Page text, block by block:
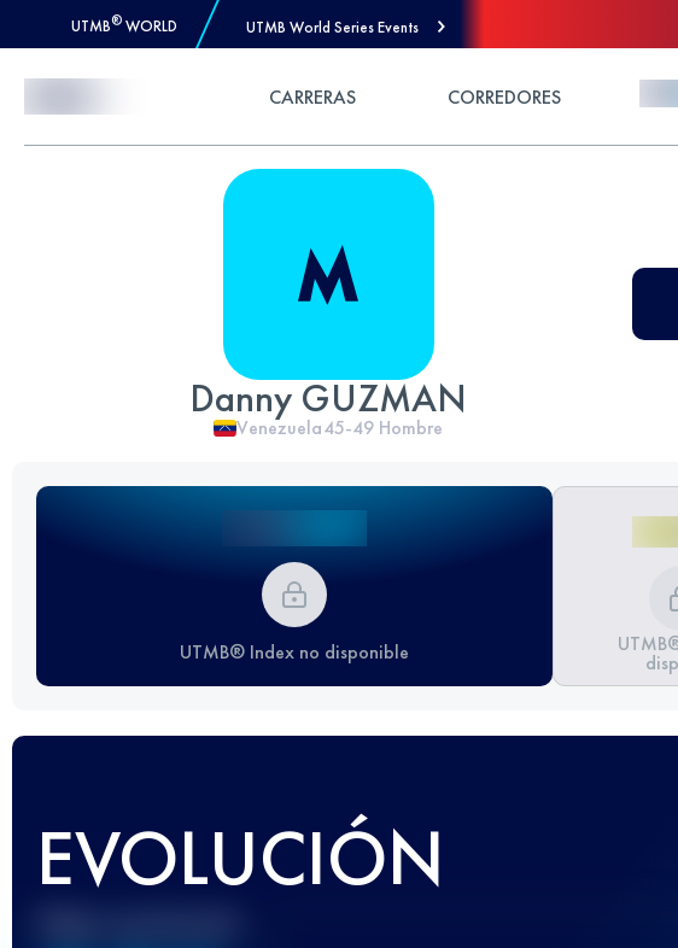
UTMB® WORLD UTMB World Series Events
CARRERAS CORREDORES
Danny GUZMAN
Venezuela45-49 Hombre
UTMB® Index no disponible
EVOLUCIÓN